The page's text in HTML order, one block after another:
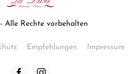
Alle Rechte vorbehalten
Empfehlungen Impressum